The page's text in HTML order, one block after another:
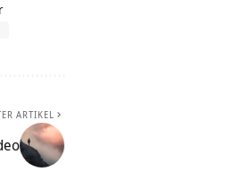
ARTIKEL